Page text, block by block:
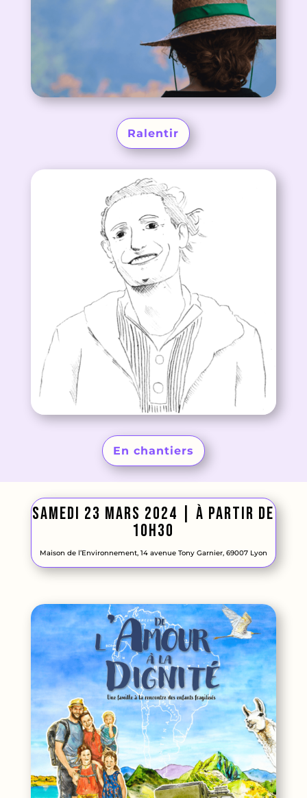
Ralentir
En chantiers
Samedi 23 mars 2024 | À partir de
10h30
Maison de l’Environnement, 14 avenue Tony Garnier, 69007 Lyon